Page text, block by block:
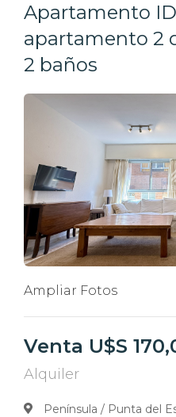
Apartamento
apartamento 2
2 baños
Ampliar Fotos
Venta U$S
Alquiler
Península / Punta del